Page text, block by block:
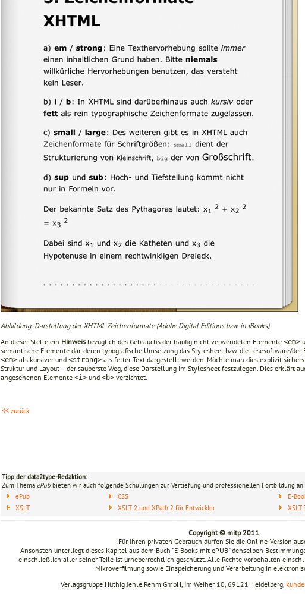
Abbildung: Darstellung der XHTML-Zeichenformate (Adobe Digital Editions bzw. in iBooks)
An dieser Stelle ein Hinweis bezüglich des Gebrauchs der häufig nicht verwendeten Elemente <em>
semantische Elemente dar, deren typografische Umsetzung das Stylesheet bzw. die Lesesoftware/der
<em> als kursiver und <strong> als fetter Text dargestellt werden. Möchte man dies explizit
Struktur und Layout – der sauberste Weg, diese Darstellung im Stylesheet festzulegen. Dies erklärt
angesehenen Elemente <i> und <b> verzichtet.
<< zurück
Tipp der data2type-Redaktion:
Zum Thema ePub bieten wir auch folgende Schulungen zur Vertiefung und professionellen Fortbildung an:
ePub
XSLT
CSS
XSLT 2 und XPath 2 für Entwickler
E-
Copyright © mitp 2011
Für Ihren privaten Gebrauch dürfen Sie die Online-Version
Ansonsten unterliegt dieses Kapitel aus dem Buch "E-Books mit ePUB" denselben
einschließlich aller seiner Teile ist urheberrechtlich geschützt. Alle Rechte vorbehalten
Mikroverfilmung sowie Einspeicherung und Verarbeitung in
Verlagsgruppe Hüthig Jehle Rehm GmbH, Im Weiher 10, 69121 Heidelberg,